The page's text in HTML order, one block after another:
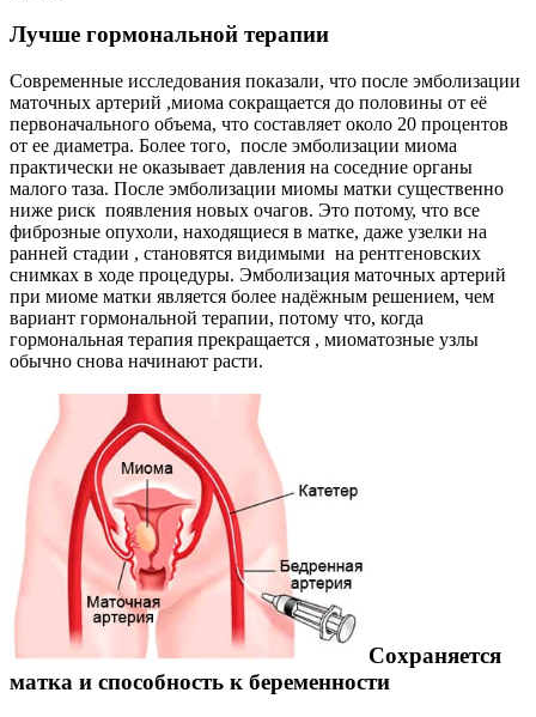
Лучше гормональной терапии
Современные исследования показали, что после эмболизации
маточных артерий ,миома сокращается до половины от её
первоначального объема, что составляет около 20 процентов
от ее диаметра. Более того, после эмболизации миома
практически не оказывает давления на соседние органы
малого таза. После эмболизации миомы матки существенно
ниже риск появления новых очагов. Это потому, что все
фиброзные опухоли, находящиеся в матке, даже узелки на
ранней стадии , становятся видимыми на рентгеновских
снимках в ходе процедуры. Эмболизация маточных артерий
при миоме матки является более надёжным решением, чем
вариант гормональной терапии, потому что, когда
гормональная терапия прекращается , миоматозные узлы
обычно снова начинают расти.
Сохраняется
матка и способность к беременности